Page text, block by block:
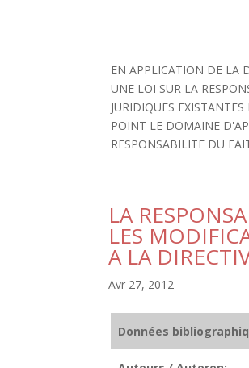
EN APPLICATION DE LA
UNE LOI SUR LA
JURIDIQUES
POINT LE DOMAINE
RESPONSABILITE DU
LA
LES
A LA
Avr 27, 2012
Données